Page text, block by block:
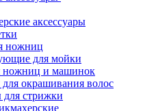
аксессуары
ножниц
для мойки
ножниц и машинок
окрашивания волос
стрижки